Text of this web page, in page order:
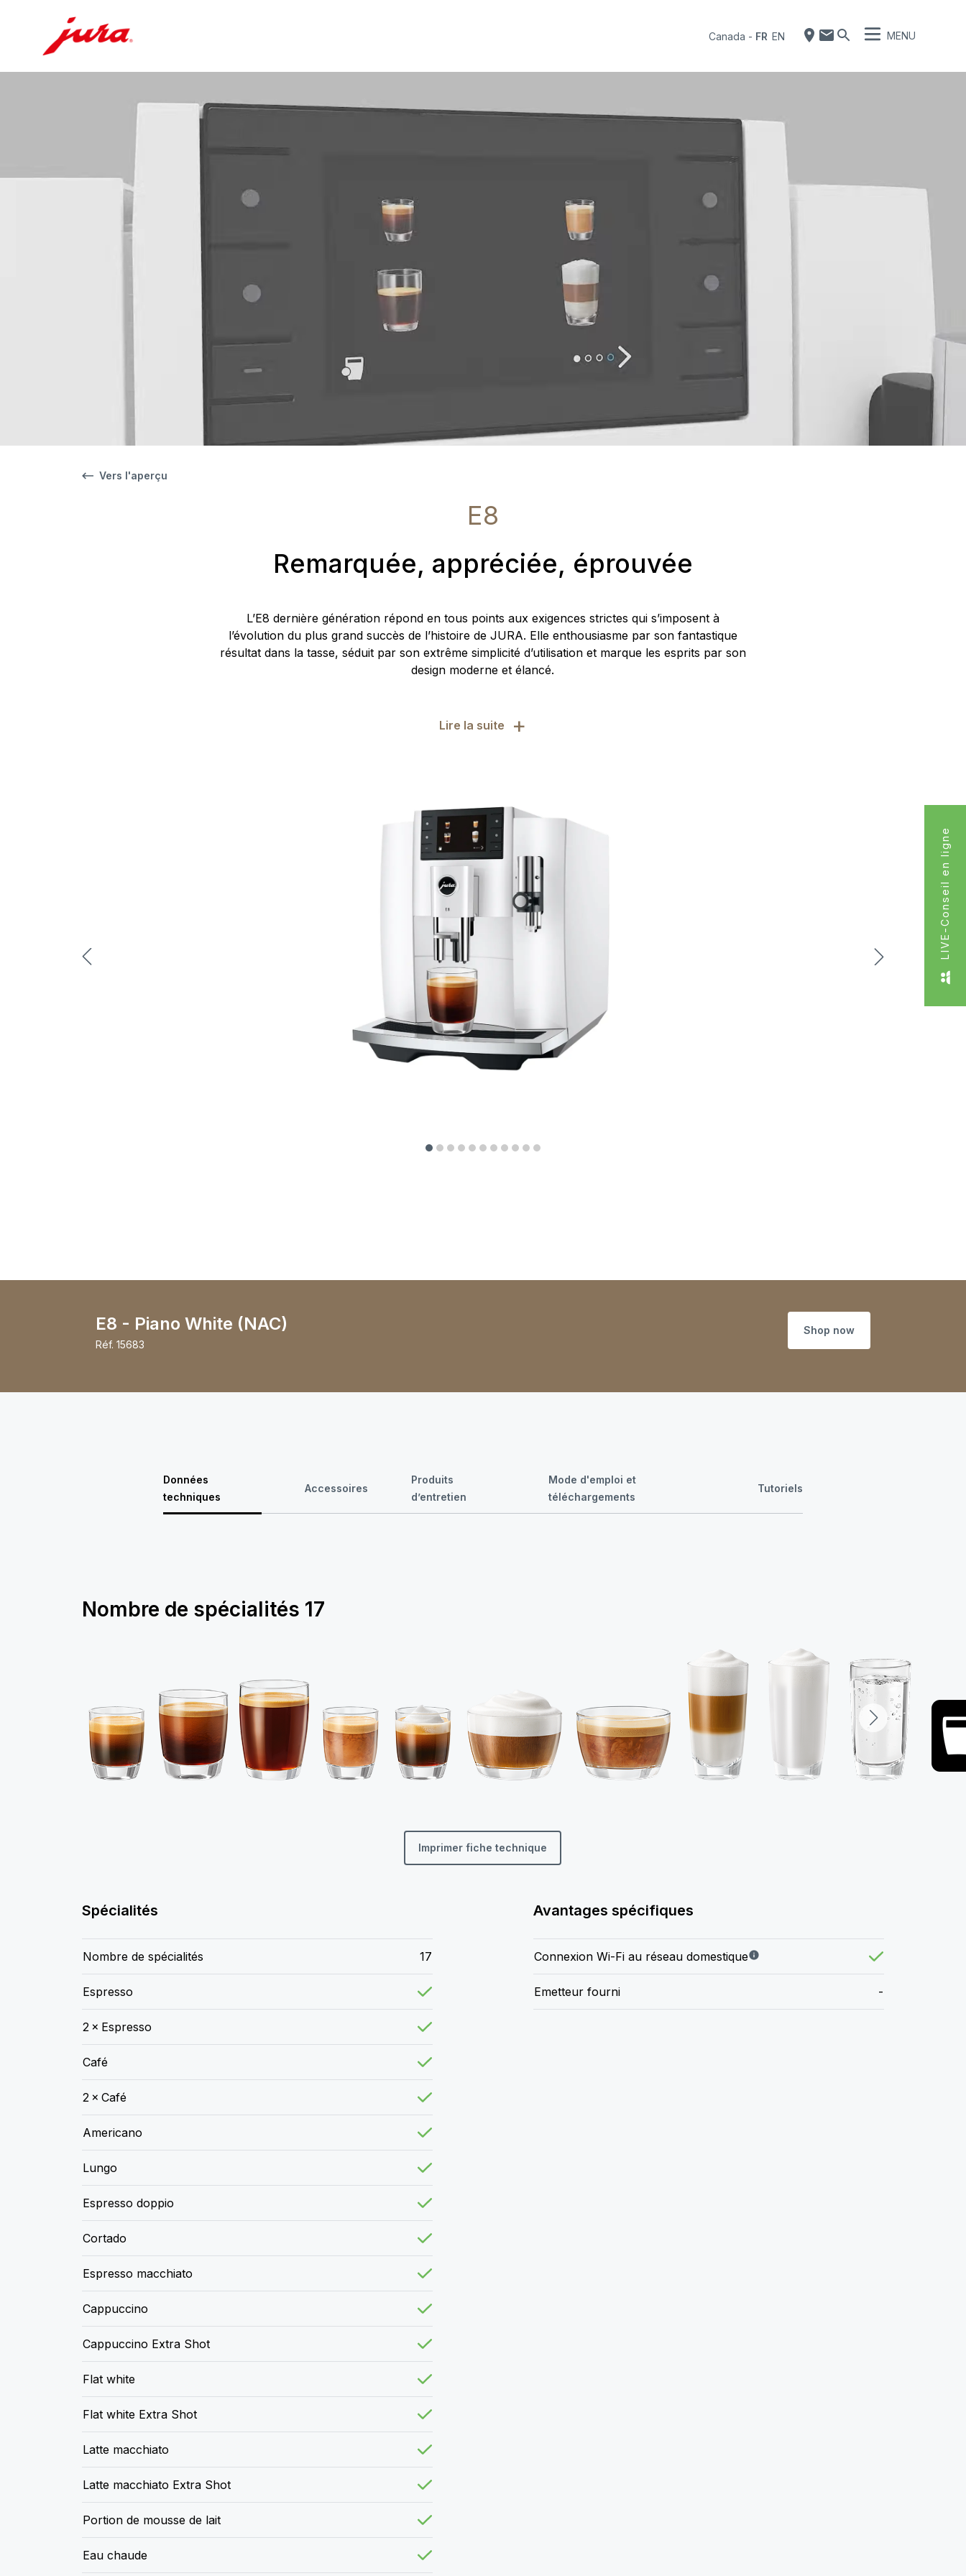
Canada - FR EN MENU
Vers l'aperçu
E8
Remarquée, appréciée, éprouvée
L’E8 dernière génération répond en tous points aux exigences strictes qui s’imposent à
l’évolution du plus grand succès de l’histoire de JURA. Elle enthousiasme par son fantastique
résultat dans la tasse, séduit par son extrême simplicité d’utilisation et marque les esprits par son
design moderne et élancé.
Lire la suite +
Shop now
E8 - Piano White (NAC)
Réf. 15683
Données
techniques
Accessoires
Produits
d’entretien
Mode d'emploi et
téléchargements
Tutoriels
Nombre de spécialités 17
Imprimer fiche technique
Spécialités
Nombre de spécialités 17
Espresso
2 × Espresso
Café
2 × Café
Americano
Lungo
Espresso doppio
Cortado
Espresso macchiato
Cappuccino
Cappuccino Extra Shot
Flat white
Flat white Extra Shot
Latte macchiato
Latte macchiato Extra Shot
Portion de mousse de lait
Eau chaude
Avantages spécifiques
Connexion Wi-Fi au réseau domestique
Emetteur fourni -
LIVE-Conseil en ligne